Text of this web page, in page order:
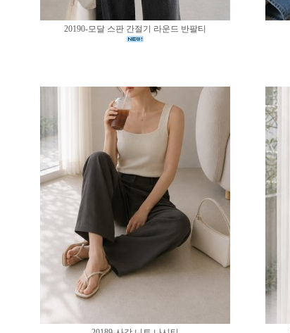
20190-모달 스판 간절기 라운드 반팔티